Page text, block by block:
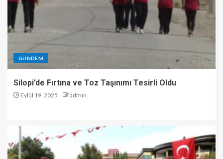
GÜNDEM
Silopi’de Fırtına ve Toz Taşınımı Tesirli Oldu
Eylül 19, 2025 admin